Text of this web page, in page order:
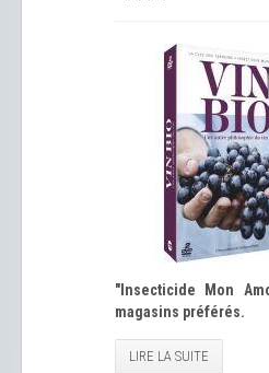
"Insecticide Mon
magasins préférés.
LIRE LA SUITE